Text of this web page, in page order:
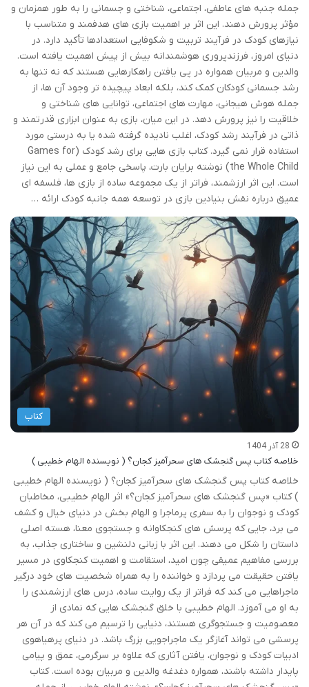
جمله جنبه های عاطفی، اجتماعی، شناختی و جسمانی را به طور همزمان و
مؤثر پرورش دهند. این اثر بر اهمیت بازی های هدفمند و متناسب با
نیازهای کودک در فرآیند تربیت و شکوفایی استعدادها تأکید دارد. در
دنیای امروز، فرزندپروری هوشمندانه بیش از پیش اهمیت یافته است.
والدین و مربیان همواره در پی یافتن راهکارهایی هستند که نه تنها به
رشد جسمانی کودکان کمک کند، بلکه ابعاد پیچیده تر وجود آن ها، از
جمله هوش هیجانی، مهارت های اجتماعی، توانایی های شناختی و
خلاقیت را نیز پرورش دهد. در این میان، بازی به عنوان ابزاری قدرتمند و
ذاتی در فرآیند رشد کودک، اغلب نادیده گرفته شده یا به درستی مورد
استفاده قرار نمی گیرد. کتاب بازی هایی برای رشد کودک (Games for
the Whole Child) نوشته برایان بارت، پاسخی جامع و عملی به این نیاز
است. این اثر ارزشمند، فراتر از یک مجموعه ساده از بازی ها، فلسفه ای
عمیق درباره نقش بنیادین بازی در توسعه همه جانبه کودک ارائه …
کتاب
28 آذر 1404
خلاصه کتاب پس گنجشک های سحرآمیز کجان؟ ( نویسنده الهام خطیبی )
خلاصه کتاب پس گنجشک های سحرآمیز کجان؟ ( نویسنده الهام خطیبی
) کتاب «پس گنجشک های سحرآمیز کجان؟» اثر الهام خطیبی، مخاطبان
کودک و نوجوان را به سفری پرماجرا و الهام بخش در دنیای خیال و کشف
می برد، جایی که پرسش های کنجکاوانه و جستجوی معنا، هسته اصلی
داستان را شکل می دهند. این اثر با زبانی دلنشین و ساختاری جذاب، به
بررسی مفاهیم عمیقی چون امید، استقامت و اهمیت کنجکاوی در مسیر
یافتن حقیقت می پردازد و خواننده را به همراه شخصیت های خود درگیر
ماجراهایی می کند که فراتر از یک روایت ساده، درس های ارزشمندی را
به او می آموزد. الهام خطیبی با خلق گنجشک هایی که نمادی از
معصومیت و جستجوگری هستند، دنیایی را ترسیم می کند که در آن هر
پرسشی می تواند آغازگر یک ماجراجویی بزرگ باشد. در دنیای پرهیاهوی
ادبیات کودک و نوجوان، یافتن آثاری که علاوه بر سرگرمی، عمق و پیامی
پایدار داشته باشند، همواره دغدغه والدین و مربیان بوده است. کتاب